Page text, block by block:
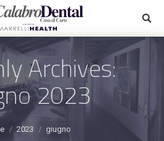
Archives:
2023
2023 giugno